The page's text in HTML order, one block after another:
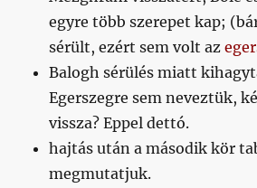
egyre több szerepet kap;
sérült, ezért sem volt az
Balogh sérülés miatt
Egerszegre sem neveztük,
vissza? Eppel dettó.
hajtás után a második kör
megmutatjuk.